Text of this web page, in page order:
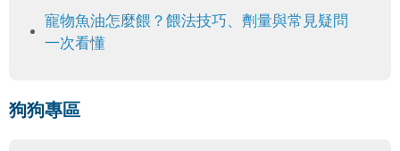
寵物魚油怎麼餵？餵法技巧、劑量與常見疑問
一次看懂
狗狗專區